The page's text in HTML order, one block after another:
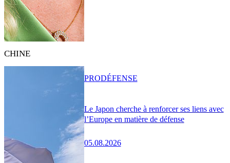
CHINE
Le Japon cherche à renforcer ses liens avec
l’Europe en matière de défense
05.08.2026
PRODÉFENSE